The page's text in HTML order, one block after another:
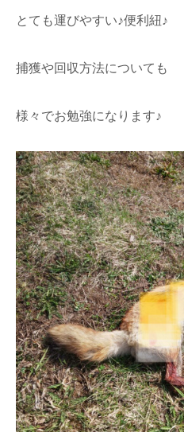
とても運びやすい♪便利紐♪
捕獲や回収方法についても
様々でお勉強になります♪